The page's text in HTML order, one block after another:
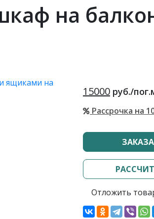
на
15000 руб./
Рассрочка на
Отложить